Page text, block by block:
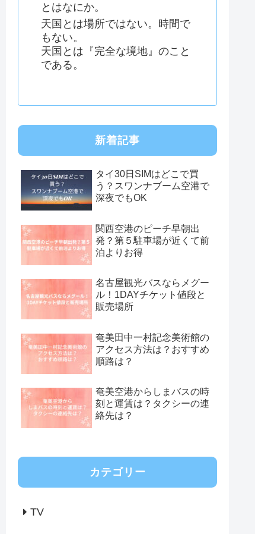
とはなにか。
天国とは場所ではない。時間で
もない。
天国とは『完全な境地』のこと
である。
新着記事
タイ30日SIMはどこで買
う？スワンナブーム空港で
深夜でもOK
関西空港のピーチ早朝出
発？第５駐車場が近くて前
泊よりお得
名古屋観光バスならメグー
ル！1DAYチケット値段と
販売場所
奄美田中一村記念美術館の
アクセス方法は？おすすめ
順路は？
奄美空港からしまバスの時
刻と運賃は？タクシーの連
絡先は？
カテゴリー
TV